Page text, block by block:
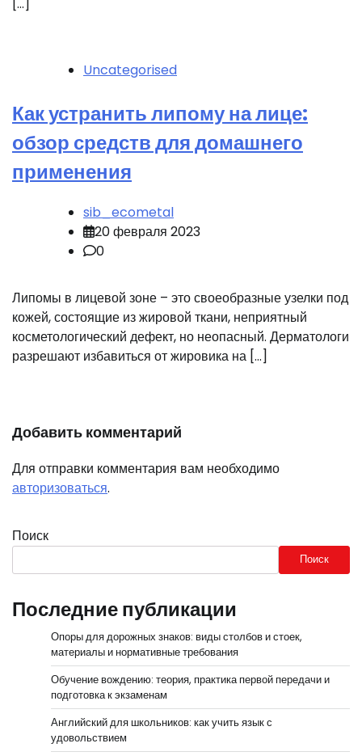
Uncategorised
Как устранить липому на лице:
обзор средств для домашнего
применения
sib_ecometal
20 февраля 2023
0
Липомы в лицевой зоне – это своеобразные узелки под
кожей, состоящие из жировой ткани, неприятный
косметологический дефект, но неопасный. Дерматологи
разрешают избавиться от жировика на […]
Добавить комментарий
Для отправки комментария вам необходимо
авторизоваться.
Поиск
Поиск
Последние публикации
Опоры для дорожных знаков: виды столбов и стоек,
материалы и нормативные требования
Обучение вождению: теория, практика первой передачи и
подготовка к экзаменам
Английский для школьников: как учить язык с
удовольствием